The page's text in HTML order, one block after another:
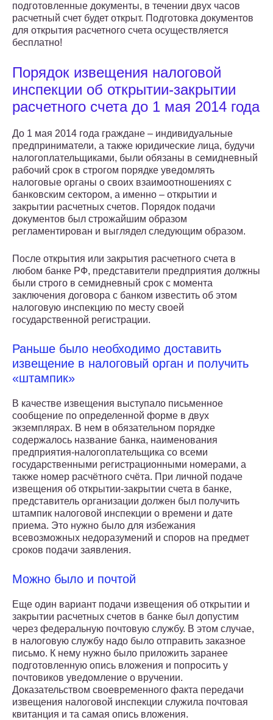
подготовленные документы, в течении двух часов
расчетный счет будет открыт. Подготовка документов
для открытия расчетного счета осуществляется
бесплатно!
Порядок извещения налоговой
инспекции об открытии-закрытии
расчетного счета до 1 мая 2014 года
До 1 мая 2014 года граждане – индивидуальные
предприниматели, а также юридические лица, будучи
налогоплательщиками, были обязаны в семидневный
рабочий срок в строгом порядке уведомлять
налоговые органы о своих взаимоотношениях с
банковским сектором, а именно – открытии и
закрытии расчетных счетов. Порядок подачи
документов был строжайшим образом
регламентирован и выглядел следующим образом.
После открытия или закрытия расчетного счета в
любом банке РФ, представители предприятия должны
были строго в семидневный срок с момента
заключения договора с банком известить об этом
налоговую инспекцию по месту своей
государственной регистрации.
Раньше было необходимо доставить
извещение в налоговый орган и получить
«штампик»
В качестве извещения выступало письменное
сообщение по определенной форме в двух
экземплярах. В нем в обязательном порядке
содержалось название банка, наименования
предприятия-налогоплательщика со всеми
государственными регистрационными номерами, а
также номер расчётного счёта. При личной подаче
извещения об открытии-закрытии счета в банке,
представитель организации должен был получить
штампик налоговой инспекции о времени и дате
приема. Это нужно было для избежания
всевозможных недоразумений и споров на предмет
сроков подачи заявления.
Можно было и почтой
Еще один вариант подачи извещения об открытии и
закрытии расчетных счетов в банке был допустим
через федеральную почтовую службу. В этом случае,
в налоговую службу надо было отправить заказное
письмо. К нему нужно было приложить заранее
подготовленную опись вложения и попросить у
почтовиков уведомление о вручении.
Доказательством своевременного факта передачи
извещения налоговой инспекции служила почтовая
квитанция и та самая опись вложения.